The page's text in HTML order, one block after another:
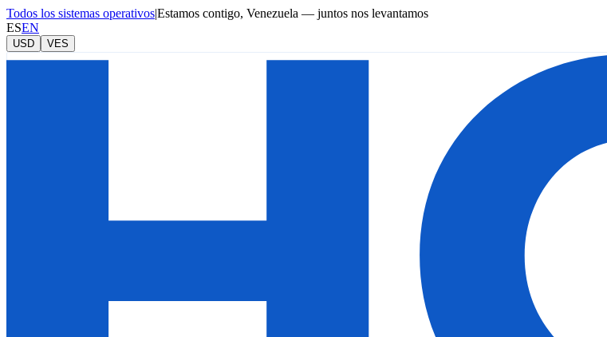
Todos los sistemas operativos|Estamos contigo, Venezuela — juntos nos levantamos
ESEN
USD VES